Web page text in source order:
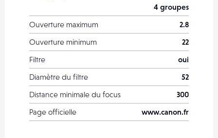
4 groupes
Ouverture maximum
2.8
Ouverture minimum
22
Filtre
oui
Diamètre du filtre
52
Distance minimale du focus
300
Page officielle
www.canon.fr